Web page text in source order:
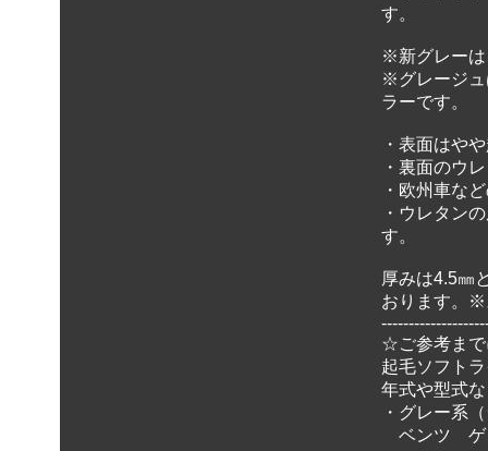
す。
※新グレーは
※グレージュ
ラーです。
・表面はや
・裏面のウ
・欧州車な
・ウレタン
す。
厚みは4.5㎜
おります。※
☆ご参考ま
起毛ソフト
年式や型式
・グレー系
ベンツ ゲ